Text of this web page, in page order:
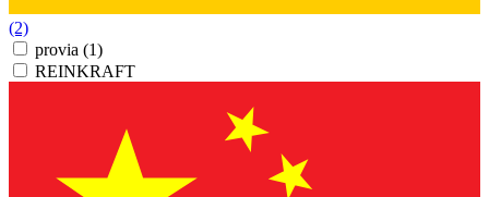
(2)
provia (1)
REINKRAFT